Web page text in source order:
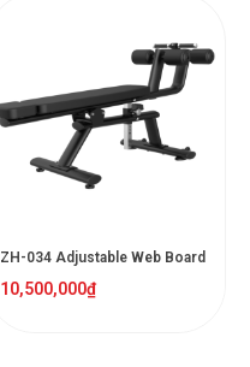
ZH-034 Adjustable Web Board
10,500,000₫